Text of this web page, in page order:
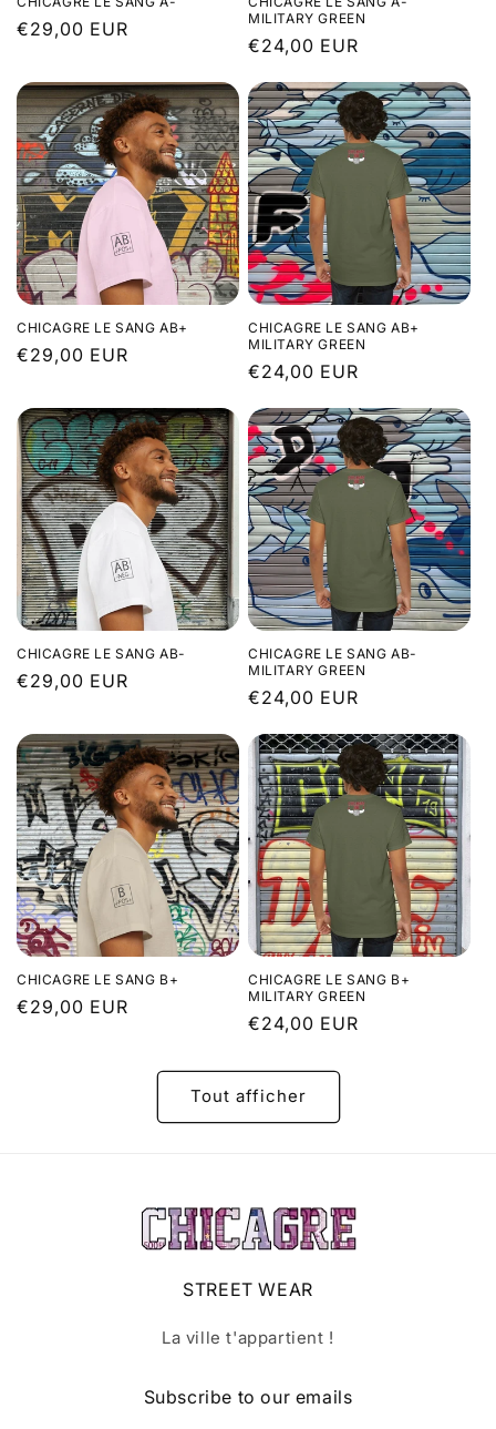
Prix
€29,00 EUR
MILITARY GREEN
Prix
€24,00 EUR
CHICAGRE LE SANG AB+
Prix
€29,00 EUR
CHICAGRE LE SANG AB+
MILITARY GREEN
Prix
€24,00 EUR
CHICAGRE LE SANG AB-
Prix
€29,00 EUR
CHICAGRE LE SANG AB-
MILITARY GREEN
Prix
€24,00 EUR
CHICAGRE LE SANG B+
Prix
€29,00 EUR
CHICAGRE LE SANG B+
MILITARY GREEN
Prix
€24,00 EUR
Tout afficher
STREET WEAR
La ville t'appartient !
Subscribe to our emails